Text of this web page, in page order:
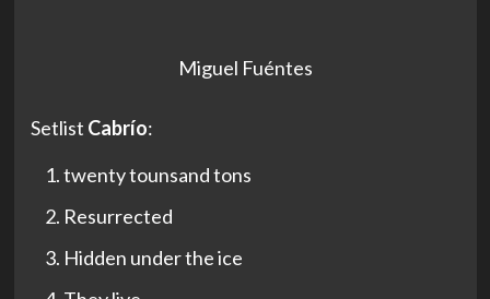
Miguel Fuéntes
Setlist Cabrío:
twenty tounsand tons
Resurrected
Hidden under the ice